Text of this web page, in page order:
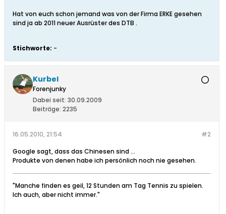
Hat von euch schon jemand was von der Firma ERKE gesehen
sind ja ab 2011 neuer Ausrüster des DTB .
Stichworte: -
Kurbel
Forenjunky
Dabei seit: 30.09.2009
Beiträge: 2235
#2
16.05.2010, 21:54
Google sagt, dass das Chinesen sind ...
Produkte von denen habe ich persönlich noch nie gesehen.
"Manche finden es geil, 12 Stunden am Tag Tennis zu spielen.
Ich auch, aber nicht immer."